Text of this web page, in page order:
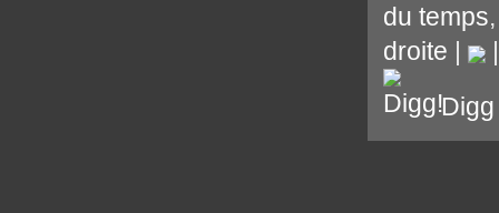
du temps
droite |
Digg